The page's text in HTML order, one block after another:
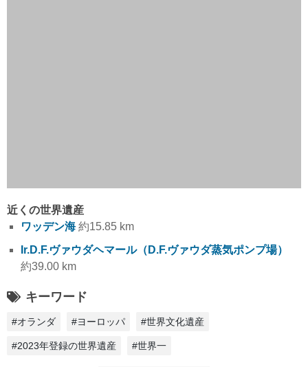
近くの世界遺産
ワッデン海 約15.85 km
Ir.D.F.ヴァウダヘマール（D.F.ヴァウダ蒸気ポンプ場）
約39.00 km
キーワード
#オランダ #ヨーロッパ #世界文化遺産
#2023年登録の世界遺産 #世界一